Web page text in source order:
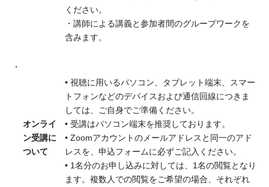
ください。
・講師による講義と参加者間のグループワークを
含みます。
オンライ
ン受講に
ついて
• 視聴に用いるパソコン、タブレット端末、スマー
トフォンなどのデバイスおよび通信回線につきま
しては、ご自身でご準備ください。
• 受講はパソコン端末を推奨しております。
• Zoomアカウントのメールアドレスと同一のアド
レスを、申込フォームに必ずご記入ください。
• 1名分のお申し込みに対しては、1名の閲覧となり
ます。複数人での閲覧をご希望の場合、それぞれ